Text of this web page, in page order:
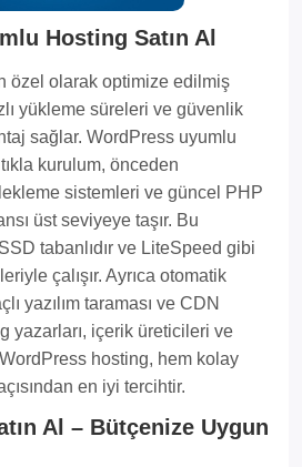
Hosting Satın Al
özel olarak optimize edilmiş
yükleme süreleri ve güvenlik
sağlar. WordPress uyumlu
kurulum, önceden
sistemleri ve güncel PHP
üst seviyeye taşır. Bu
tabanlıdır ve LiteSpeed gibi
çalışır. Ayrıca otomatik
yazılım taraması ve CDN
yazarları, içerik üreticileri ve
hosting, hem kolay
en iyi tercihtir.
Al – Bütçenize Uygun